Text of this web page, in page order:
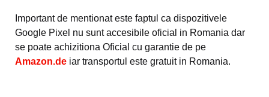
Important de mentionat este faptul ca dispozitivele
Google Pixel nu sunt accesibile oficial in Romania dar
se poate achizitiona Oficial cu garantie de pe
Amazon.de iar transportul este gratuit in Romania.